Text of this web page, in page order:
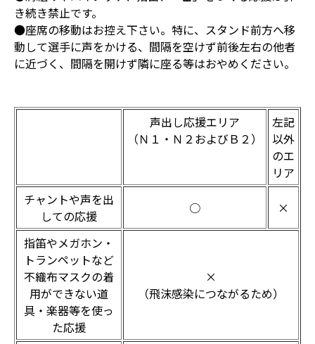
き続き禁止です。
●座席の移動はお控え下さい。特に、スタンド前方へ移
動して選手に声をかける、間隔を空けず前後左右の他者
に近づく、間隔を開けず隣に座る等はおやめください。
声出し応援エリア
（Ｎ１・Ｎ２およびＢ２）
左記
以外
のエ
リア
チャントや声を出
しての応援
○ ×
指笛やメガホン・
トランペットなど
不織布マスクの着
用ができない道
具・楽器等を使っ
た応援
×
（飛沫感染につながるため）